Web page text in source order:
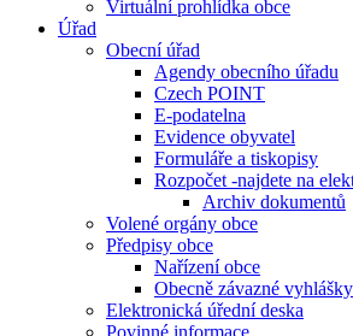
Virtuální prohlídka obce
Úřad
Obecní úřad
Agendy obecního úřadu
Czech POINT
E-podatelna
Evidence obyvatel
Formuláře a tiskopisy
Rozpočet -najdete na
Archiv dokumentů
Volené orgány obce
Předpisy obce
Nařízení obce
Obecně závazné vyhlášky
Elektronická úřední deska
Povinné informace